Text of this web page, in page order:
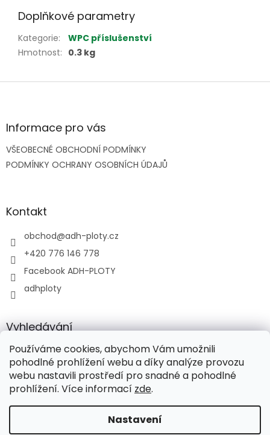
Používáme cookies, abychom Vám umožnili
pohodlné prohlížení webu a díky analýze provozu
webu nastavili prostředí pro snadné a pohodlné
prohlížení. Více informací zde.
Nastavení
Doplňkové parametry
Kategorie:
WPC příslušenství
Hmotnost: 0.3 kg
Z
aInformace pro vás
VŠEOBECNÉ OBCHODNÍ PODMÍNKY
PODMÍNKY OCHRANY OSOBNÍCH ÚDAJŮ
Kontakt
obchod@adh-ploty.cz
+420 776 146 778
Facebook ADH-PLOTY
adhploty
Vyhledávání
HLEDAT